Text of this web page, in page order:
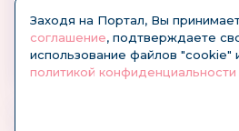
© KidsOboz.RU
Заходя на Портал, Вы
соглашение, подтверждаете
использование файлов "cookie"
политикой конфиденциальности